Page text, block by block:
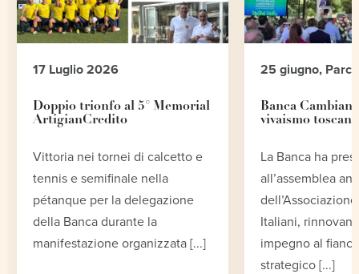
17 Luglio 2026
Doppio trionfo al 5° Memorial
ArtigianCredito
Vittoria nei tornei di calcetto e
tennis e semifinale nella
pétanque per la delegazione
della Banca durante la
manifestazione organizzata [...]
25 giugno,
Banca
vivaismo toscano
La Banca ha
all’assemblea
Italiani,
impegno al
strategico [...]